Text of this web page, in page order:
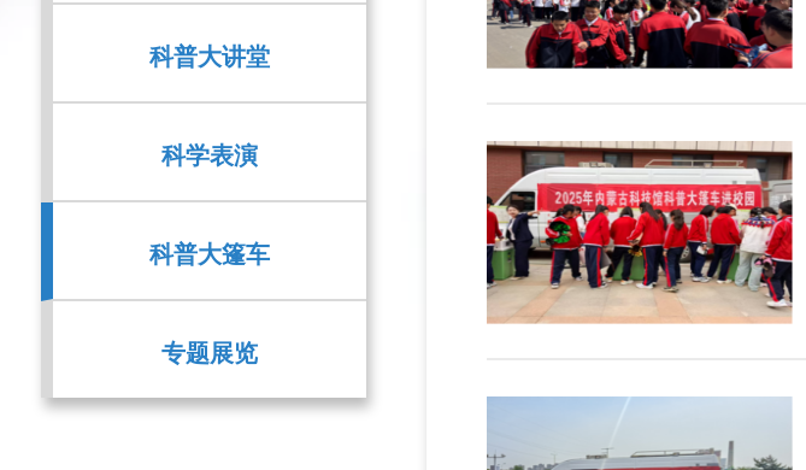
科普大讲堂
科学表演
科普大篷车
专题展览